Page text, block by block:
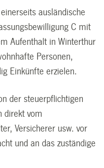
ausländische
C mit
Aufenthalt in Winterthur
Personen,
Einkünfte erzielen.
der steuerpflichtigen
direkt vom
Versicherer usw. vor
und an das zuständige